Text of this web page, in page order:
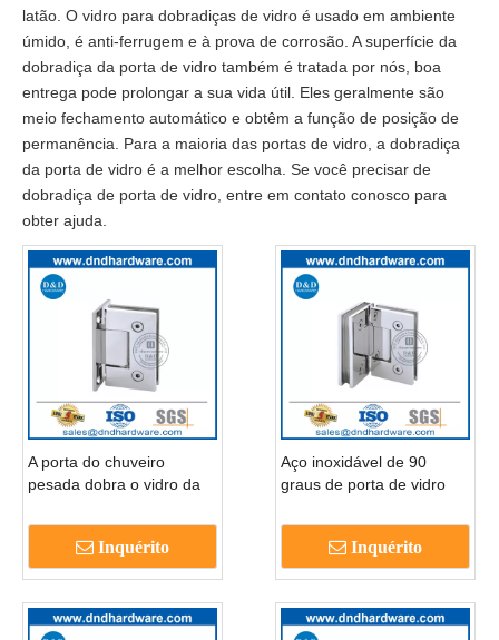
latão. O vidro para dobradiças de vidro é usado em ambiente
úmido, é anti-ferrugem e à prova de corrosão. A superfície da
dobradiça da porta de vidro também é tratada por nós, boa
entrega pode prolongar a sua vida útil. Eles geralmente são
meio fechamento automático e obtêm a função de posição de
permanência. Para a maioria das portas de vidro, a dobradiça
da porta de vidro é a melhor escolha. Se você precisar de
dobradiça de porta de vidro, entre em contato conosco para
obter ajuda.
A porta do chuveiro
pesada dobra o vidro da
Hardware-ddgh001
Inquérito
Aço inoxidável de 90
graus de porta de vidro
Inquérito